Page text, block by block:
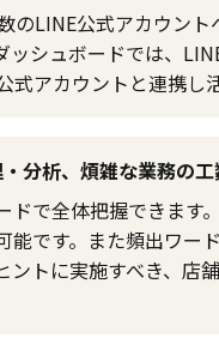
のLINE公式アカウン
ッシュボードでは、
式アカウントと連携し
分析、煩雑な業務の
ドで全体把握できます
能です。また頻出ワー
ントに実施すべき、